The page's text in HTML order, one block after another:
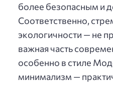
более безопасным и
Соответственно,
экологичности — не
важная часть
особенно в стиле
минимализм —